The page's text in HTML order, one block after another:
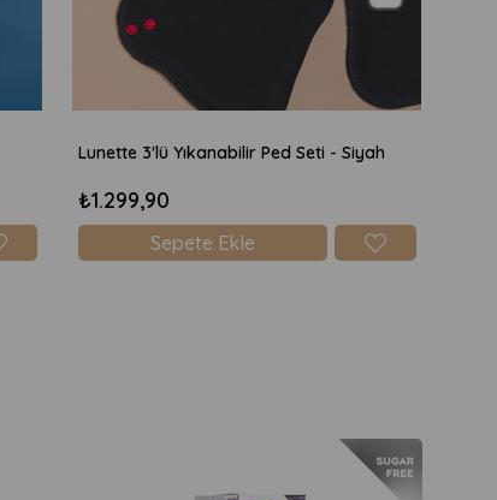
Lunette 3'lü Yıkanabilir Ped Seti - Siyah
₺1.299,90
Sepete Ekle